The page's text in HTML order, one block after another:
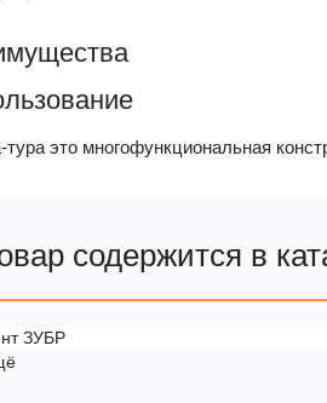
это многофункциональная
содержится в
ЗУБР